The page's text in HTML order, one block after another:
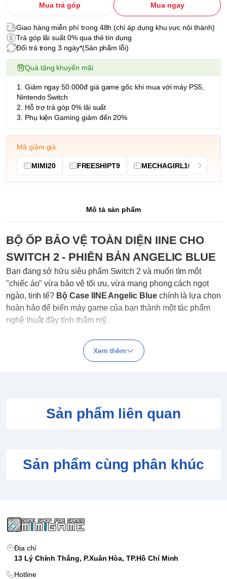
Mua trả góp Mua ngay
Giao hàng miễn phí trong 48h (chỉ áp dụng khu vực nội thành)
Trả góp lãi suất 0% qua thẻ tín dụng
Đổi trả trong 3 ngày*(Sản phẩm lỗi)
Quà tặng khuyến mãi
1. Giảm ngay 50.000đ giá game gốc khi mua với máy PS5,
Nintendo Switch
2. Hỗ trợ trả góp 0% lãi suất
3. Phụ kiện Gaming giảm đến 20%
Mã giảm giá
MIMI20 FREESHIPT9 MECHAGIRL10
Mô tả sản phẩm
BỘ ỐP BẢO VỆ TOÀN DIỆN IINE CHO
SWITCH 2 - PHIÊN BẢN ANGELIC BLUE
Bạn đang sở hữu siêu phẩm Switch 2 và muốn tìm một
"chiếc áo" vừa bảo vệ tối ưu, vừa mang phong cách ngọt
ngào, tinh tế? Bộ Case IINE Angelic Bluechính là lựa chọn
hoàn hảo để biến máy game của bạn thành một tác phẩm
nghệ thuật đầy tính thẩm mỹ.
1. Thiết kế "Sweet Aesthetic" Đốn Tim
Xem thêm
Sản phẩm liên quan
Sản phẩm cùng phân khúc
Địa chỉ
13 Lý Chính Thắng, P.Xuân Hòa, TP.Hồ Chí Minh
Hotline